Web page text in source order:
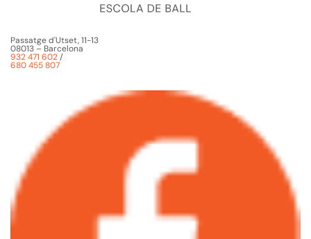
Passatge d'Utset, 11-13
08013 – Barcelona
932 471 602/
680 455 807